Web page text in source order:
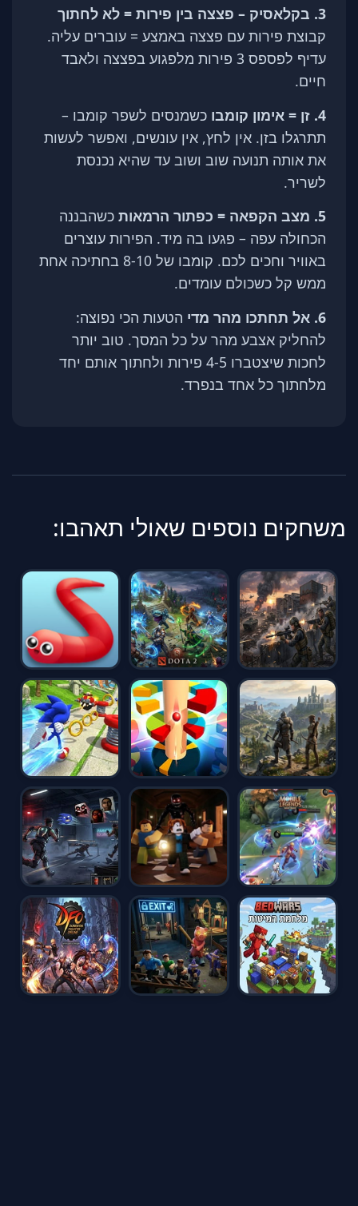
3. בקלאסיק – פצצה בין פירות = לא לחתוך
קבוצת פירות עם פצצה באמצע = עוברים עליה.
עדיף לפספס 3 פירות מלפגוע בפצצה ולאבד
חיים.
4. זן = אימון קומבו
כשמנסים לשפר קומבו –
תתרגלו בזן. אין לחץ, אין עונשים, ואפשר לעשות
את אותה תנועה שוב ושוב עד שהיא נכנסת
לשריר.
5. מצב הקפאה = כפתור הרמאות
כשהבננה
הכחולה עפה – פגעו בה מיד. הפירות עוצרים
באוויר וחכים לכם. קומבו של 8-10 בחתיכה אחת
ממש קל כשכולם עומדים.
6. אל תחתכו מהר מדי
הטעות הכי נפוצה:
להחליק אצבע מהר על כל המסך. טוב יותר
לחכות שיצטברו 4-5 פירות ולחתוך אותם יחד
מלחתוך כל אחד בנפרד.
משחקים נוספים שאולי תאהבו: